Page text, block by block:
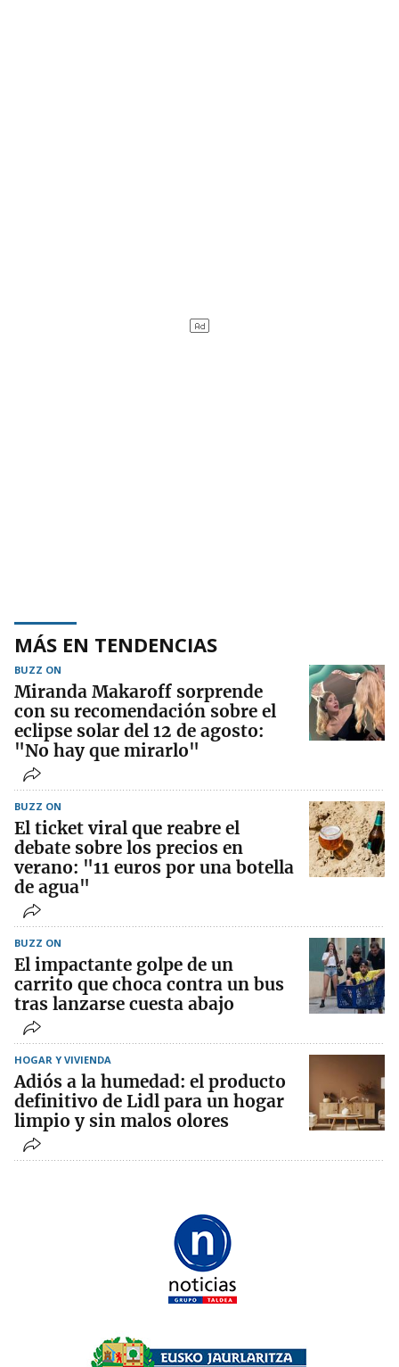
MÁS EN TENDENCIAS
BUZZ ON
Miranda Makaroff sorprende
con su recomendación sobre el
eclipse solar del 12 de agosto:
"No hay que mirarlo"
BUZZ ON
El ticket viral que reabre el
debate sobre los precios en
verano: "11 euros por una botella
de agua"
BUZZ ON
El impactante golpe de un
carrito que choca contra un bus
tras lanzarse cuesta abajo
HOGAR Y VIVIENDA
Adiós a la humedad: el producto
definitivo de Lidl para un hogar
limpio y sin malos olores